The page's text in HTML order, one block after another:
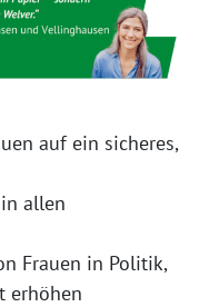
auf ein sicheres,
allen
Frauen in Politik,
erhöhen